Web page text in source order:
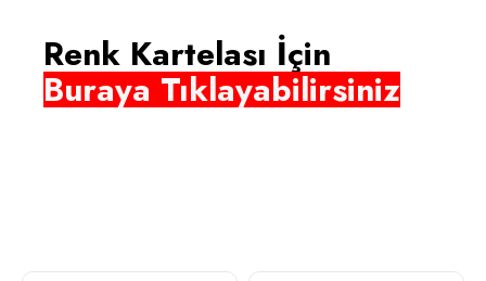
Renk Kartelası İçin
Buraya Tıklayabilirsiniz